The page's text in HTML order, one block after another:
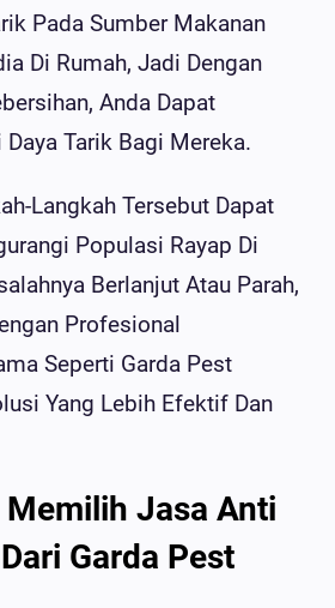
Pada Sumber Makanan
Di Rumah, Jadi Dengan
Anda Dapat
Tarik Bagi Mereka.
Langkah Tersebut Dapat
Populasi Rayap Di
Berlanjut Atau Parah,
Profesional
Seperti Garda Pest
Yang Lebih Efektif Dan
Jasa Anti
Garda Pest